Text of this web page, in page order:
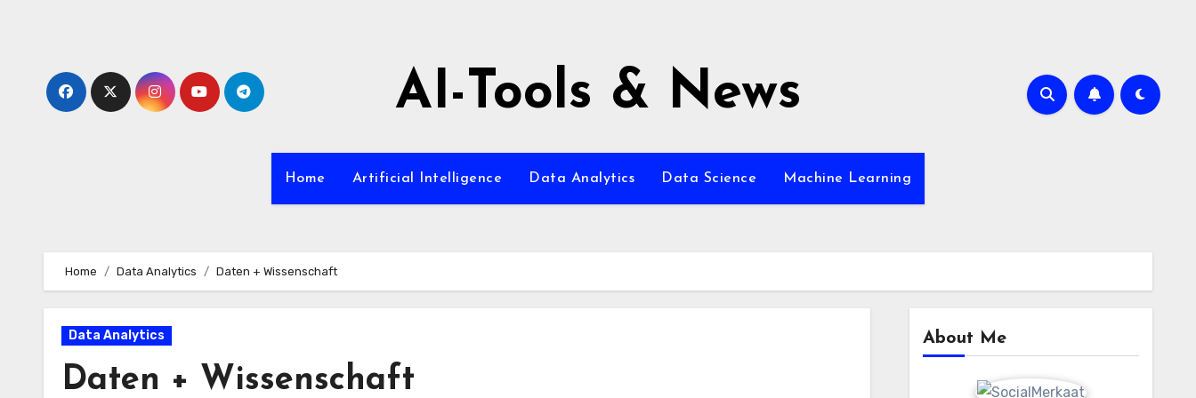
AI-Tools & News
Home Artificial Intelligence Data Analytics Data Science Machine Learning
Home Data Analytics Daten + Wissenschaft
Data Analytics
Daten + Wissenschaft
About Me